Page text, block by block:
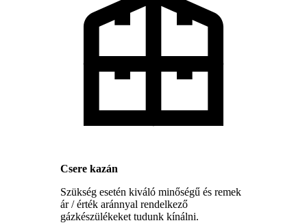
Csere kazán
Szükség esetén kiváló minőségű és remek
ár / érték aránnyal rendelkező
gázkészülékeket tudunk kínálni.